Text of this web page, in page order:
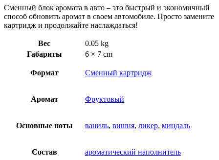
Сменный блок аромата в авто – это быстрый и экономичный
способ обновить аромат в своем автомобиле. Просто замените
картридж и продолжайте наслаждаться!
Вес
0.05 kg
Габариты
6 × 7 cm
Формат Сменный картридж
Аромат Фруктовый
Основные ноты ваниль, вишня, ликер, миндаль
Состав ароматический наполнитель